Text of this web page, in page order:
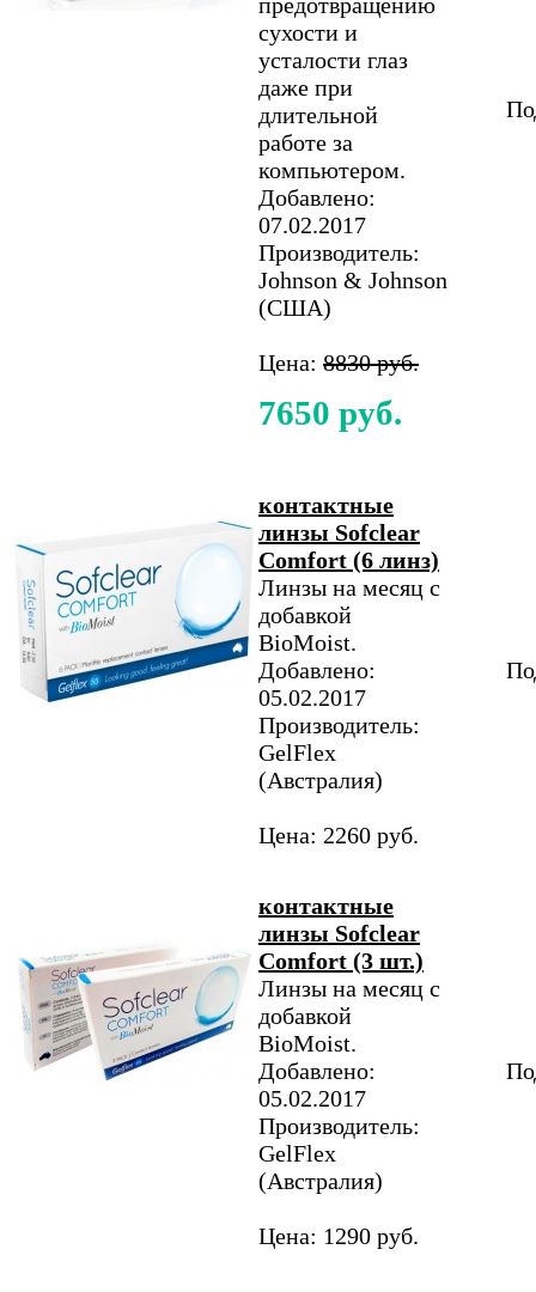
сухости и
усталости глаз
даже при
длительной
работе за
компьютером.
Добавлено:
07.02.2017
Производитель:
Johnson & Johnson
(США)
Цена: 8830 руб.
7650 руб.
контактные
линзы Sofclear
Comfort (6 линз)
Линзы на месяц с
добавкой
BioMoist.
Добавлено:
05.02.2017
Производитель:
GelFlex
(Австралия)
Цена: 2260 руб.
контактные
линзы Sofclear
Comfort (3 шт.)
Линзы на месяц с
добавкой
BioMoist.
Добавлено:
05.02.2017
Производитель:
GelFlex
(Австралия)
Цена: 1290 руб.